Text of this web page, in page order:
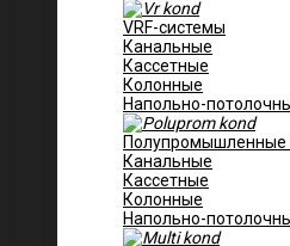
VRF-системы
Канальные
Касcетные
Колонные
Напольно-
Полупромышленные
Канальные
Кассетные
Колонные
Напольно-